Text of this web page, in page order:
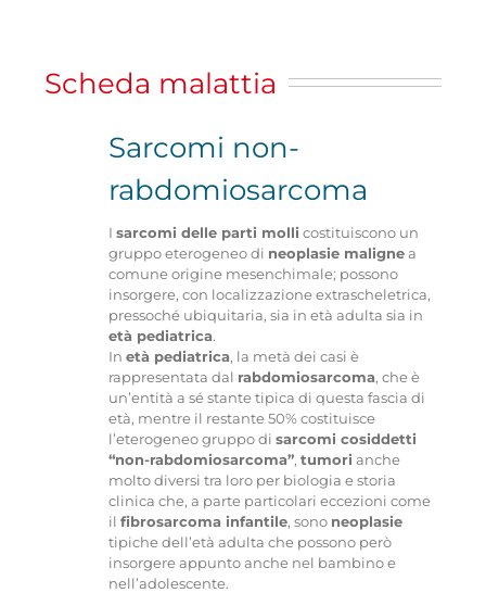
OPERATORI SANITARI
COME DONARE
PATROCINIO
Scheda malattia
Sarcomi non-
rabdomiosarcoma
Isarcomi delle parti molli costituiscono un
gruppo eterogeneo di neoplasie malignea
comune origine mesenchimale; possono
insorgere, con localizzazione extrascheletrica,
pressoché ubiquitaria, sia in età adulta sia in
età pediatrica.
Inetà pediatrica, la metà dei casi è
rappresentata dal rabdomiosarcoma, che è
un’entità a sé stante tipica di questa fascia di
età, mentre il restante 50% costituisce
l’eterogeneo gruppo disarcomi cosiddetti
“non-rabdomiosarcoma”,tumori anche
molto diversi tra loro per biologia e storia
clinica che, a parte particolari eccezioni come
ilfibrosarcoma infantile, sono neoplasie
tipiche dell’età adulta che possono però
insorgere appunto anche nel bambino e
nell’adolescente.